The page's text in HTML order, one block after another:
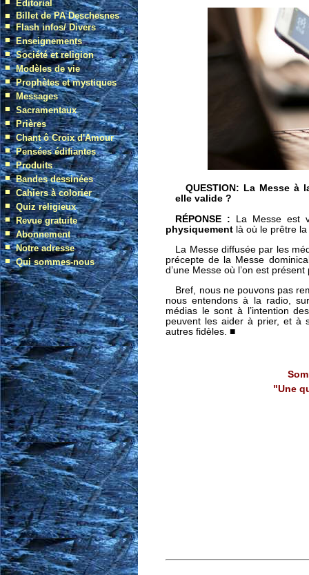
QUESTION: La Messe à
elle valide ?
RÉPONSE : La Messe est
physiquement là où le prêtre
La Messe diffusée par les
précepte de la Messe
d’une Messe où l’on est
Bref, nous ne pouvons pas
nous entendons à la radio,
médias le sont à l’intention
peuvent les aider à prier, et à
autres fidèles. ■
"Une